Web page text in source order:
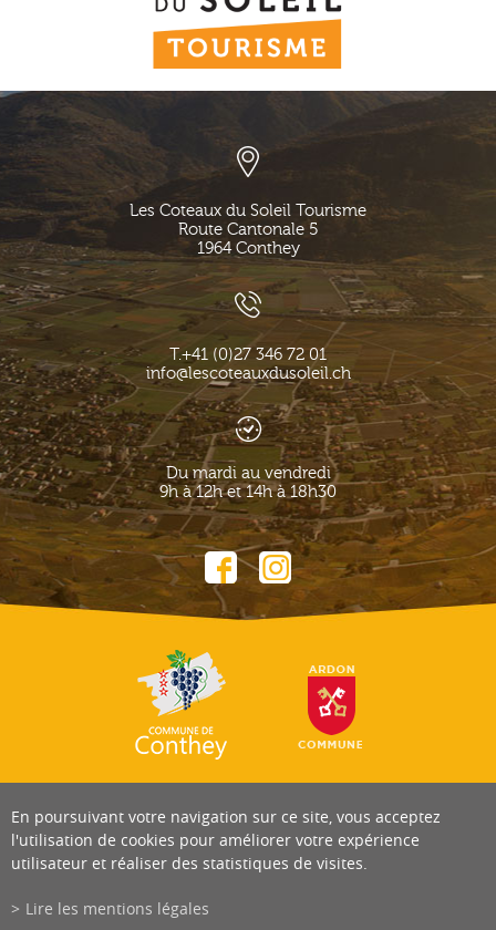
Les Coteaux du Soleil Tourisme
Route Cantonale 5
1964 Conthey
T.+41 (0)27 346 72 01
info@lescoteauxdusoleil.ch
Du mardi au vendredi
9h à 12h et 14h à 18h30
En poursuivant votre navigation sur ce site, vous acceptez
l'utilisation de cookies pour améliorer votre expérience
utilisateur et réaliser des statistiques de visites.
Lire les mentions légales